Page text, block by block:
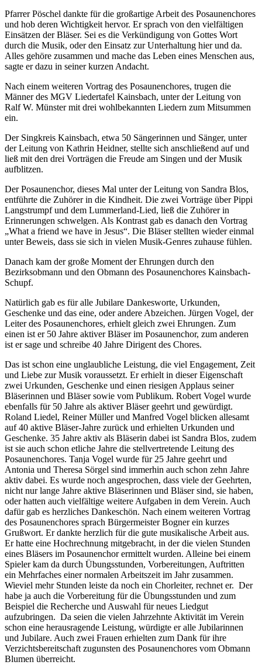
Pfarrer Pöschel dankte für die großartige Arbeit des Posaunenchores
und hob deren Wichtigkeit hervor. Er sprach von den vielfältigen
Einsätzen der Bläser. Sei es die Verkündigung von Gottes Wort
durch die Musik, oder den Einsatz zur Unterhaltung hier und da.
Alles gehöre zusammen und mache das Leben eines Menschen aus,
sagte er dazu in seiner kurzen Andacht.
Nach einem weiteren Vortrag des Posaunenchores, trugen die
Männer des MGV Liedertafel Kainsbach, unter der Leitung von
Ralf W. Münster mit drei wohlbekannten Liedern zum Mitsummen
ein.
Der Singkreis Kainsbach, etwa 50 Sängerinnen und Sänger, unter
der Leitung von Kathrin Heidner, stellte sich anschließend auf und
ließ mit den drei Vorträgen die Freude am Singen und der Musik
aufblitzen.
Der Posaunenchor, dieses Mal unter der Leitung von Sandra Blos,
entführte die Zuhörer in die Kindheit. Die zwei Vorträge über Pippi
Langstrumpf und dem Lummerland-Lied, ließ die Zuhörer in
Erinnerungen schwelgen. Als Kontrast gab es danach den Vortrag
„What a friend we have in Jesus“. Die Bläser stellten wieder einmal
unter Beweis, dass sie sich in vielen Musik-Genres zuhause fühlen.
Danach kam der große Moment der Ehrungen durch den
Bezirksobmann und den Obmann des Posaunenchores Kainsbach-
Schupf.
Natürlich gab es für alle Jubilare Dankesworte, Urkunden,
Geschenke und das eine, oder andere Abzeichen. Jürgen Vogel, der
Leiter des Posaunenchores, erhielt gleich zwei Ehrungen. Zum
einen ist er 50 Jahre aktiver Bläser im Posaunenchor, zum anderen
ist er sage und schreibe 40 Jahre Dirigent des Chores.
Das ist schon eine unglaubliche Leistung, die viel Engagement, Zeit
und Liebe zur Musik voraussetzt. Er erhielt in dieser Eigenschaft
zwei Urkunden, Geschenke und einen riesigen Applaus seiner
Bläserinnen und Bläser sowie vom Publikum. Robert Vogel wurde
ebenfalls für 50 Jahre als aktiver Bläser geehrt und gewürdigt.
Roland Liedel, Reiner Müller und Manfred Vogel blicken allesamt
auf 40 aktive Bläser-Jahre zurück und erhielten Urkunden und
Geschenke. 35 Jahre aktiv als Bläserin dabei ist Sandra Blos, zudem
ist sie auch schon etliche Jahre die stellvertretende Leitung des
Posaunenchores. Tanja Vogel wurde für 25 Jahre geehrt und
Antonia und Theresa Sörgel sind immerhin auch schon zehn Jahre
aktiv dabei. Es wurde noch angesprochen, dass viele der Geehrten,
nicht nur lange Jahre aktive Bläserinnen und Bläser sind, sie haben,
oder hatten auch vielfältige weitere Aufgaben in dem Verein. Auch
dafür gab es herzliches Dankeschön. Nach einem weiteren Vortrag
des Posaunenchores sprach Bürgermeister Bogner ein kurzes
Grußwort. Er dankte herzlich für die gute musikalische Arbeit aus.
Er hatte eine Hochrechnung mitgebracht, in der die vielen Stunden
eines Bläsers im Posaunenchor ermittelt wurden. Alleine bei einem
Spieler kam da durch Übungsstunden, Vorbereitungen, Auftritten
ein Mehrfaches einer normalen Arbeitszeit im Jahr zusammen.
Wieviel mehr Stunden leiste da noch ein Chorleiter, rechnet er. Der
habe ja auch die Vorbereitung für die Übungsstunden und zum
Beispiel die Recherche und Auswahl für neues Liedgut
aufzubringen. Da seien die vielen Jahrzehnte Aktivität im Verein
schon eine herausragende Leistung, würdigte er alle Jubilarinnen
und Jubilare. Auch zwei Frauen erhielten zum Dank für ihre
Verzichtsbereitschaft zugunsten des Posaunenchores vom Obmann
Blumen überreicht.